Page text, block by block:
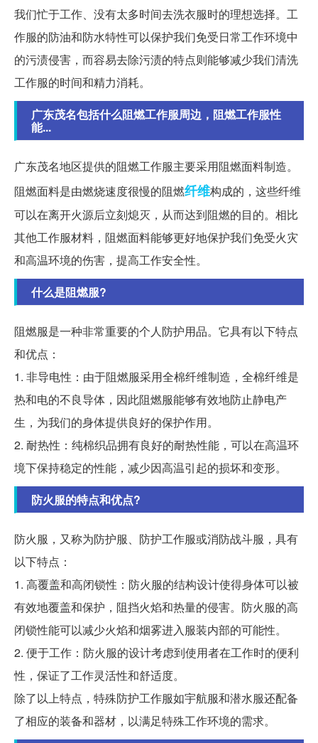
我们忙于工作、没有太多时间去洗衣服时的理想选择。工
作服的防油和防水特性可以保护我们免受日常工作环境中
的污渍侵害，而容易去除污渍的特点则能够减少我们清洗
工作服的时间和精力消耗。
广东茂名包括什么阻燃工作服周边，阻燃工作服性
能...
广东茂名地区提供的阻燃工作服主要采用阻燃面料制造。
阻燃面料是由燃烧速度很慢的阻燃纤维构成的，这些纤维
可以在离开火源后立刻熄灭，从而达到阻燃的目的。相比
其他工作服材料，阻燃面料能够更好地保护我们免受火灾
和高温环境的伤害，提高工作安全性。
什么是阻燃服?
阻燃服是一种非常重要的个人防护用品。它具有以下特点
和优点：
1. 非导电性：由于阻燃服采用全棉纤维制造，全棉纤维是
热和电的不良导体，因此阻燃服能够有效地防止静电产
生，为我们的身体提供良好的保护作用。
2. 耐热性：纯棉织品拥有良好的耐热性能，可以在高温环
境下保持稳定的性能，减少因高温引起的损坏和变形。
防火服的特点和优点?
防火服，又称为防护服、防护工作服或消防战斗服，具有
以下特点：
1. 高覆盖和高闭锁性：防火服的结构设计使得身体可以被
有效地覆盖和保护，阻挡火焰和热量的侵害。防火服的高
闭锁性能可以减少火焰和烟雾进入服装内部的可能性。
2. 便于工作：防火服的设计考虑到使用者在工作时的便利
性，保证了工作灵活性和舒适度。
除了以上特点，特殊防护工作服如宇航服和潜水服还配备
了相应的装备和器材，以满足特殊工作环境的需求。